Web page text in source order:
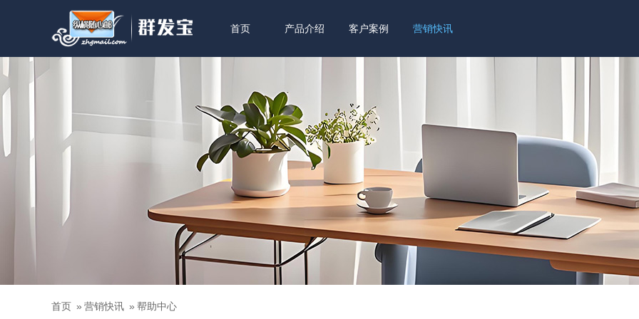
首页 产品介绍 客户案例 营销快讯
首页 » 营销快讯 » 帮助中心